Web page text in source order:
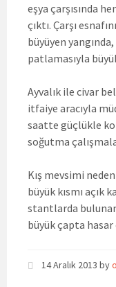
eşya çarşısında
çıktı. Çarşı
büyüyen
patlamasıyla
Ayvalık ile civar
itfaiye aracıyla
saatte güçlükle
soğutma
Kış mevsimi
büyük kısmı
stantlarda bulunan
büyük çapta
14 Aralık 2013 by